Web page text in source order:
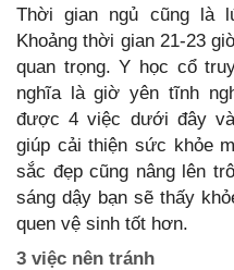
Thời gian ngủ cũng là
Khoảng thời gian 21-23
quan trọng. Y học cổ
nghĩa là giờ yên tĩnh
được 4 việc dưới đây
giúp cải thiện sức khỏe
sắc đẹp cũng nâng lên
sáng dậy bạn sẽ thấy
quen vệ sinh tốt hơn.
3 việc nên tránh